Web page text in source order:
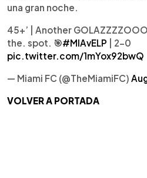
una gran noche.
45+’ | Another
the. spot. 🎯#MIAvELP | 2-0
pic.twitter.com/1mYox92bwQ
— Miami FC (@TheMiamiFC)
VOLVER A PORTADA